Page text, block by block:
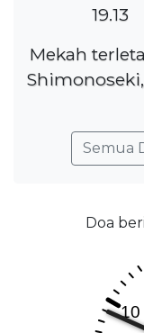
19.13
Mekah
Semua
Doa